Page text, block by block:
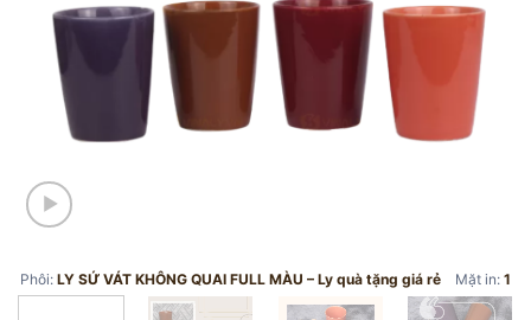
Phôi: LY SỨ VÁT KHÔNG QUAI FULL MÀU – Ly quà tặng giá rẻ Mặt in: 1